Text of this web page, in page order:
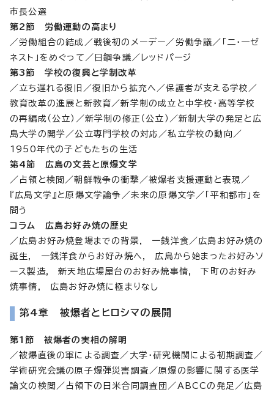
市長公選
第2節 労働運動の高まり
／労働組合の結成／戦後初のメーデー／労働争議／「二・一ゼ
ネスト」をめぐって／日鋼争議／レッドパージ
第3節 学校の復興と学制改革
／立ち遅れる復旧／復旧から拡充へ／保護者が支える学校／
教育改革の進展と新教育／新学制の成立と中学校・高等学校
の再編成（公立）／新学制の修正（公立）／新制大学の発足と広
島大学の開学／公立専門学校の対応／私立学校の動向／
1950年代の子どもたちの生活
第4節 広島の文芸と原爆文学
／占領と検閲／朝鮮戦争の衝撃／被爆者支援運動と表現／
『広島文学』と原爆文学論争／未来の原爆文学／「平和都市」を
問う
コラム 広島お好み焼の歴史
／広島お好み焼登場までの背景, 一銭洋食／広島お好み焼の
誕生, 一銭洋食からお好み焼へ, 広島から始まったお好みソ
ース製造, 新天地広場屋台のお好み焼事情, 下町のお好み
焼事情, 広島お好み焼に極まりなし
第4章 被爆者とヒロシマの展開
第1節 被爆者の実相の解明
／被爆直後の軍による調査／大学・研究機関による初期調査／
学術研究会議の原子爆弾災害調査／原爆の影響に関する医学
論文の検閲／占領下の日米合同調査団／ABCCの発足／広島